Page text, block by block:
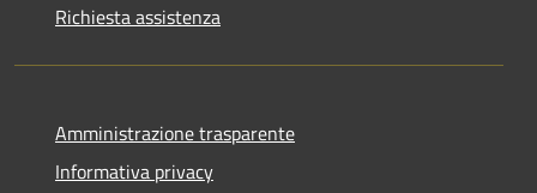
Richiesta assistenza
Amministrazione trasparente
Informativa privacy